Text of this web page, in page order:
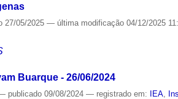
27/05/2025— última modificação 04/12/2025
Buarque - 26/06/2024
publicado 09/08/2024— registrado em: IEA